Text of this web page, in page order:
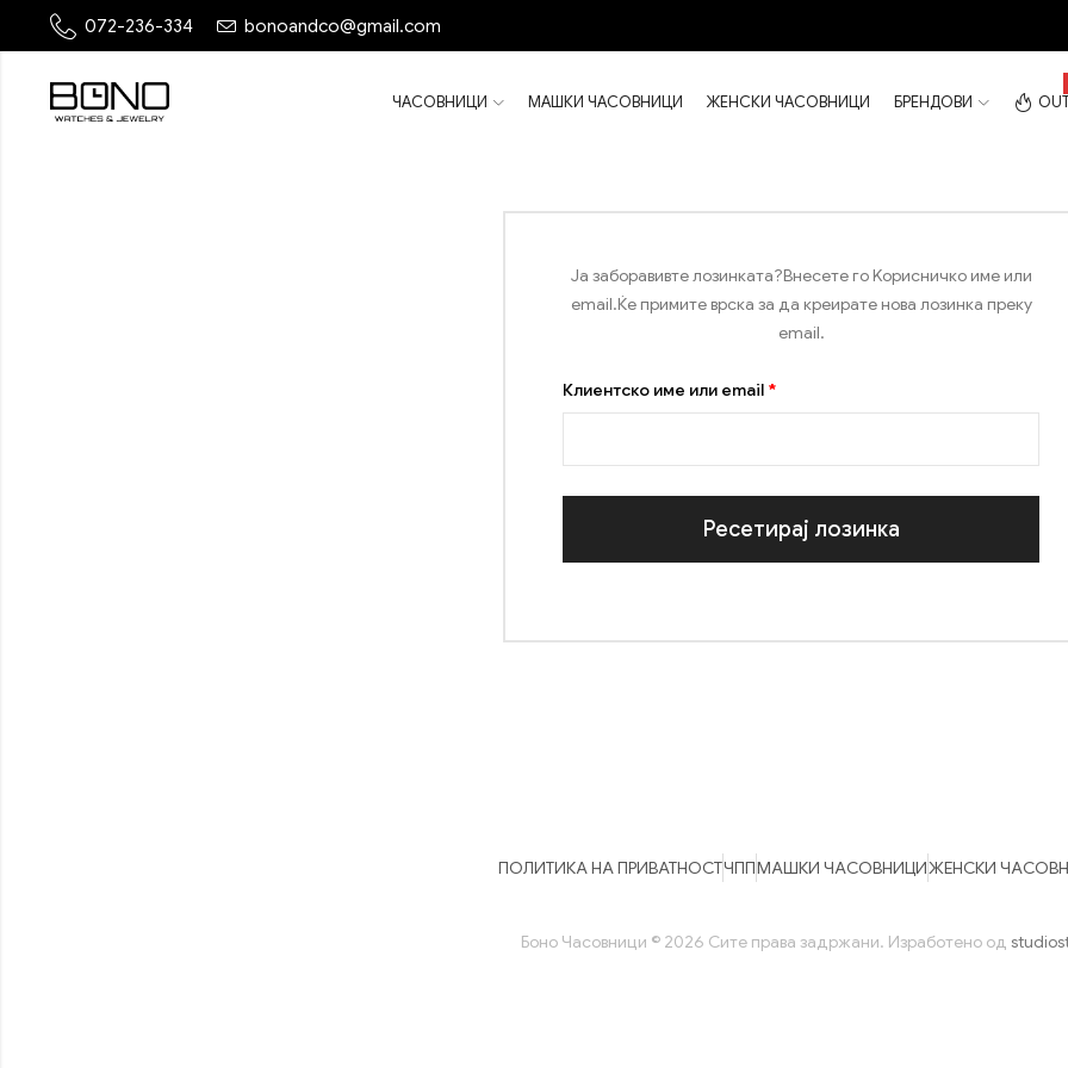
072-236-334 bonoandco@gmail.com
ЧАСОВНИЦИ МАШКИ ЧАСОВНИЦИ ЖЕНСКИ ЧАСОВНИЦИ БРЕНДОВИ
Ја заборавивте лозинката?Внесете го Kорисничко име или
email.Ќе примите врска за да креирате нова лозинка преку
email.
Клиентско име или email *
Ресетирај лозинка
ПОЛИТИКА НА ПРИВАТНОСТЧППМАШКИ ЧАСОВНИЦИЖЕНСКИ
Боно Часовници © 2026 Сите права задржани. Изработено од